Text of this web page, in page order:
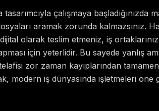
çalışmaya başladığınızda
aramak zorunda kalmazsınız.
dijital olarak teslim etmeniz, iş
için yeterlidir. Bu sayede yanlış
zor zaman kayıplarından tamamen
modern iş dünyasında işletmeleri öne